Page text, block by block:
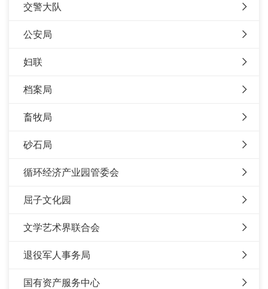
交警大队
公安局
妇联
档案局
畜牧局
砂石局
循环经济产业园管委会
屈子文化园
文学艺术界联合会
退役军人事务局
国有资产服务中心